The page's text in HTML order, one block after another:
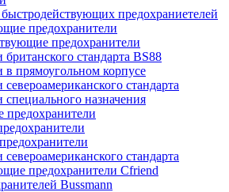
предохраниетелей
предохранители
предохранители
стандарта BS88
в прямоугольном корпусе
стандарта
назначения
предохранители
стандарта
предохранители Cfriend
Bussmann